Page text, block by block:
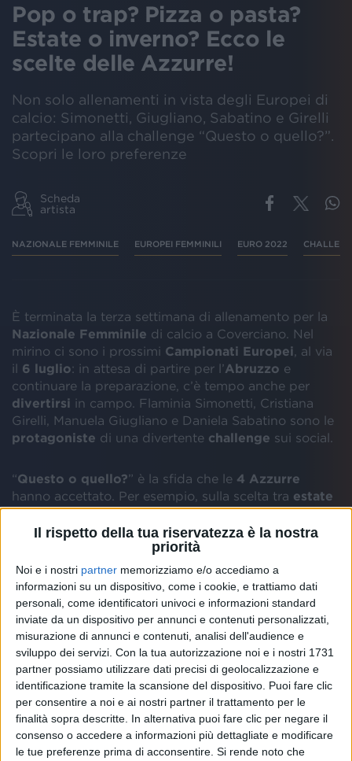
Il rispetto della tua riservatezza è la nostra
priorità
Noi e i nostri partner memorizziamo e/o accediamo a
informazioni su un dispositivo, come i cookie, e trattiamo dati
personali, come identificatori univoci e informazioni standard
inviate da un dispositivo per annunci e contenuti personalizzati,
misurazione di annunci e contenuti, analisi dell'audience e
sviluppo dei servizi. Con la tua autorizzazione noi e i nostri 1731
partner possiamo utilizzare dati precisi di geolocalizzazione e
identificazione tramite la scansione del dispositivo. Puoi fare clic
per consentire a noi e ai nostri partner il trattamento per le
finalità sopra descritte. In alternativa puoi fare clic per negare il
consenso o accedere a informazioni più dettagliate e modificare
le tue preferenze prima di acconsentire. Si rende noto che
Pop o trap? Pizza o pasta?
Estate o inverno? Ecco le
scelte delle Azzurre!
Non solo allenamenti in vista degli Europei di
calcio: Simonetti, Giugliano, Sabatino e Girelli
partecipano alla challenge “Questo o quello?”.
Scopri le loro preferenze
Scheda
artista
NAZIONALE FEMMINILE EUROPEI FEMMINILI EURO 2022
È terminata la terza settimana di allenamento per la
Nazionale Femminile di calcio a Coverciano. Nel
mirino ci sono i prossimi Campionati Europei , al via
il 6 luglio: in attesa di partire per l’Abruzzo e
continuare la preparazione, c’è tempo anche per
divertirsi in campo. Flaminia Simonetti, Cristiana
Girelli, Manuela Giugliano e Daniela Sabatino sono le
protagoniste di una divertente challenge sui social.
“Questo o quello?” è la sfida che le 4 Azzurre
hanno accettato. Per esempio, sulla scelta tra estate
edinverno, non hanno dubbi: tutte amano la
stagione più calda. Anche leserie tvbattono
, mentre c’è qualche esitazione
in più quando bisogna decidere trapopetrap
pizzaepasta o tracane egatto: guarda ilvideo qui
sottoper scoprire le lororisposte!